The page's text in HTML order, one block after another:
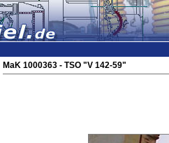
MaK 1000363 - TSO "V 142-59"